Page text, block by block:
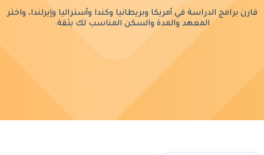
قارن برامج الدراسة في أمريكا وبريطانيا وكندا وأستراليا وإيرلندا، واختر
المعهد والمدة والسكن المناسب لك بثقة.